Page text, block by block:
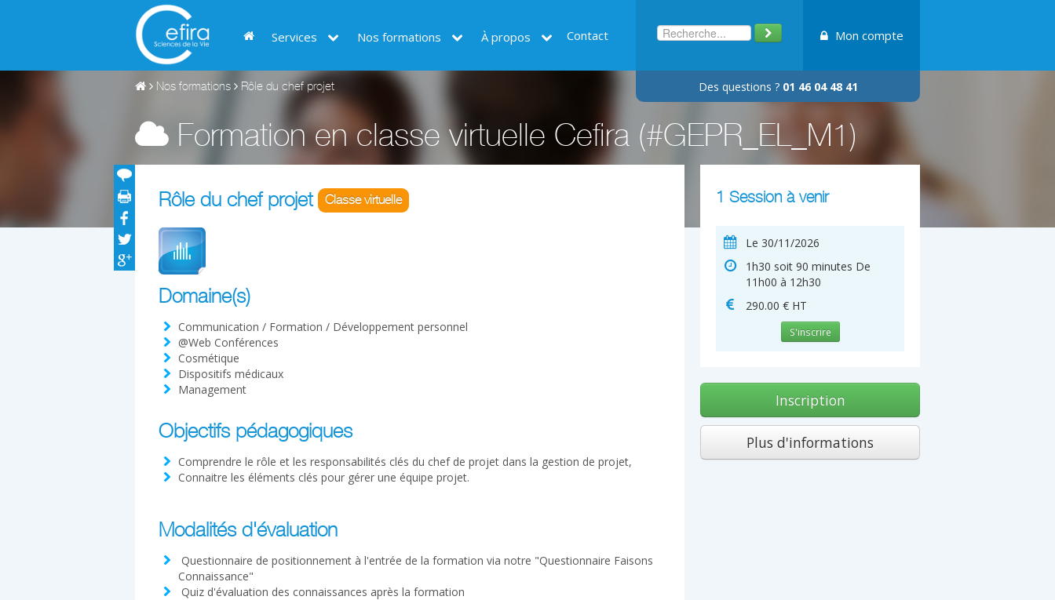
Services Nos formations À propos Contact Mon compte
Des questions ? 01 46 04 48 41
Nos formations Rôle du chef projet
Formation en classe virtuelle Cefira (#GEPR_EL_M1)
Rôle du chef projet Classe virtuelle
Domaine(s)
Communication / Formation / Développement personnel
@Web Conférences
Cosmétique
Dispositifs médicaux
Management
Objectifs pédagogiques
Comprendre le rôle et les responsabilités clés du chef de projet dans la gestion de projet,
Connaitre les éléments clés pour gérer une équipe projet.
Modalités d'évaluation
Questionnaire de positionnement à l'entrée de la formation via notre "Questionnaire Faisons
Connaissance"
Quiz d'évaluation des connaissances après la formation
1 Session à venir
Le 30/11/2026
1h30 soit 90 minutes De
11h00 à 12h30
290.00 € HT
S'inscrire
Inscription
Plus d'informations